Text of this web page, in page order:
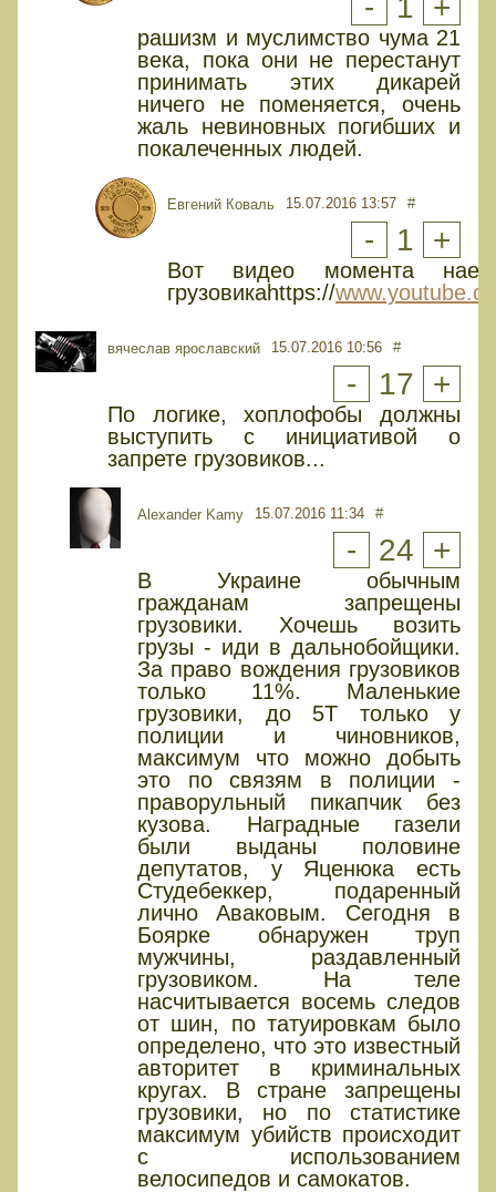
- 1 +
рашизм и муслимство чума 21
века, пока они не перестанут
принимать этих дикарей
ничего не поменяется, очень
жаль невиновных погибших и
покалеченных людей.
Евгений Коваль 15.07.2016 13:57 #
- 1 +
Вот видео момента
грузовикаhttps://
вячеслав ярославский 15.07.2016 10:56 #
- 17 +
По логике, хоплофобы должны
выступить с инициативой о
запрете грузовиков...
Alexander Kamy 15.07.2016 11:34 #
- 24 +
В Украине обычным
гражданам запрещены
грузовики. Хочешь возить
грузы - иди в дальнобойщики.
За право вождения грузовиков
только 11%. Маленькие
грузовики, до 5Т только у
полиции и чиновников,
максимум что можно добыть
это по связям в полиции -
праворульный пикапчик без
кузова. Наградные газели
были выданы половине
депутатов, у Яценюка есть
Студебеккер, подаренный
лично Аваковым. Сегодня в
Боярке обнаружен труп
мужчины, раздавленный
грузовиком. На теле
насчитывается восемь следов
от шин, по татуировкам было
определено, что это известный
авторитет в криминальных
кругах. В стране запрещены
грузовики, но по статистике
максимум убийств происходит
с использованием
велосипедов и самокатов.